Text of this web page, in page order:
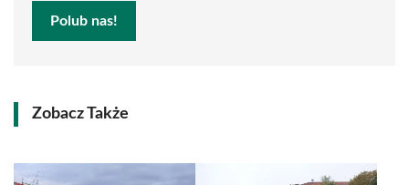
Polub nas!
Zobacz Także